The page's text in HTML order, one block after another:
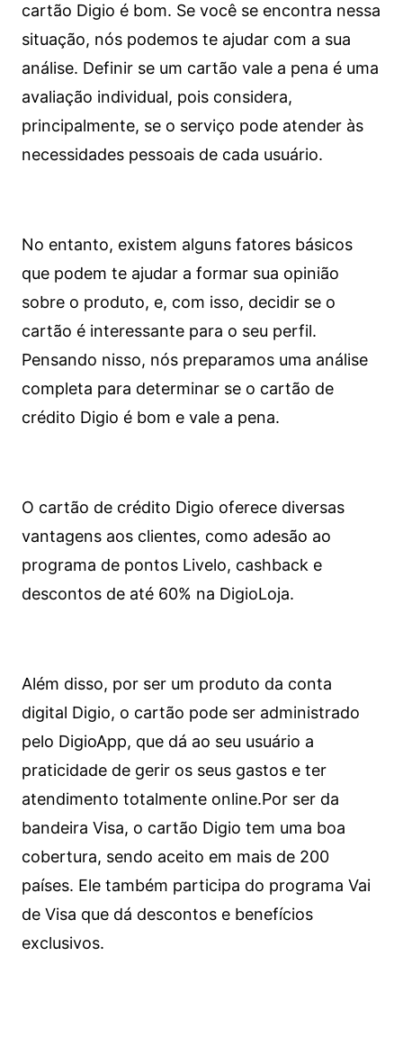
cartão Digio é bom. Se você se encontra nessa
situação, nós podemos te ajudar com a sua
análise. Definir se um cartão vale a pena é uma
avaliação individual, pois considera,
principalmente, se o serviço pode atender às
necessidades pessoais de cada usuário.
No entanto, existem alguns fatores básicos
que podem te ajudar a formar sua opinião
sobre o produto, e, com isso, decidir se o
cartão é interessante para o seu perfil.
Pensando nisso, nós preparamos uma análise
completa para determinar se o cartão de
crédito Digio é bom e vale a pena.
O cartão de crédito Digio oferece diversas
vantagens aos clientes, como adesão ao
programa de pontos Livelo, cashback e
descontos de até 60% na DigioLoja.
Além disso, por ser um produto da conta
digital Digio, o cartão pode ser administrado
pelo DigioApp, que dá ao seu usuário a
praticidade de gerir os seus gastos e ter
atendimento totalmente online.Por ser da
bandeira Visa, o cartão Digio tem uma boa
cobertura, sendo aceito em mais de 200
países. Ele também participa do programa Vai
de Visa que dá descontos e benefícios
exclusivos.